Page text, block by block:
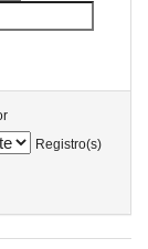
Registro(s)